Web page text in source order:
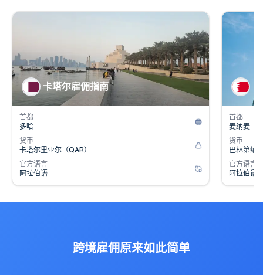
💰雇主成本 14%
卡塔尔雇佣指南
首都
多哈
货币
卡塔尔里亚尔（QAR）
官方语言
阿拉伯语
首都
麦纳麦
货币
巴林第纳
官方语言
阿拉伯语
跨境雇佣原来如此简单